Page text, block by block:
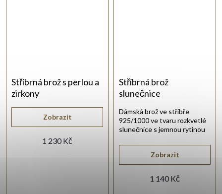
Stříbrná brož s perlou a
zirkony
1 230 Kč
Zobrazit
Stříbrná brož
slunečnice
1 140 Kč
Zobrazit
Dámská brož ve stříbře
925/1000 ve tvaru rozkvetlé
slunečnice s jemnou rytinou